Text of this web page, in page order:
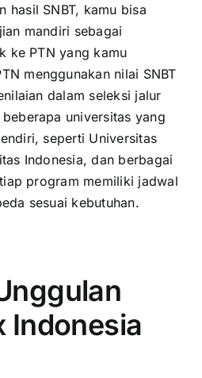
hasil SNBT, kamu bisa
mandiri sebagai
ke PTN yang kamu
menggunakan nilai SNBT
dalam seleksi jalur
universitas yang
seperti Universitas
Indonesia, dan berbagai
program memiliki jadwal
sesuai kebutuhan.
Indonesia